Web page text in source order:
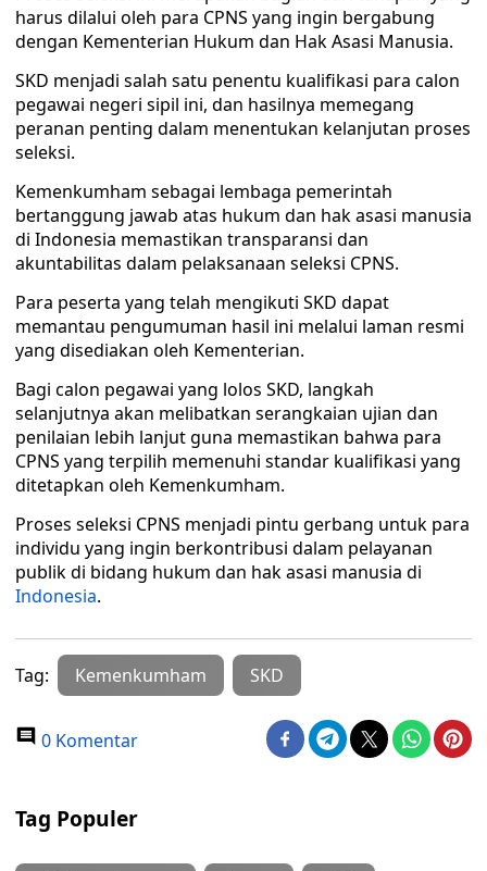
harus dilalui oleh para CPNS yang ingin bergabung
dengan Kementerian Hukum dan Hak Asasi Manusia.
SKD menjadi salah satu penentu kualifikasi para calon
pegawai negeri sipil ini, dan hasilnya memegang
peranan penting dalam menentukan kelanjutan proses
seleksi.
Kemenkumham sebagai lembaga pemerintah
bertanggung jawab atas hukum dan hak asasi manusia
di Indonesia memastikan transparansi dan
akuntabilitas dalam pelaksanaan seleksi CPNS.
Para peserta yang telah mengikuti SKD dapat
memantau pengumuman hasil ini melalui laman resmi
yang disediakan oleh Kementerian.
Bagi calon pegawai yang lolos SKD, langkah
selanjutnya akan melibatkan serangkaian ujian dan
penilaian lebih lanjut guna memastikan bahwa para
CPNS yang terpilih memenuhi standar kualifikasi yang
ditetapkan oleh Kemenkumham.
Proses seleksi CPNS menjadi pintu gerbang untuk para
individu yang ingin berkontribusi dalam pelayanan
publik di bidang hukum dan hak asasi manusia di
Indonesia.
Tag: Kemenkumham SKD
0 Komentar
Tag Populer